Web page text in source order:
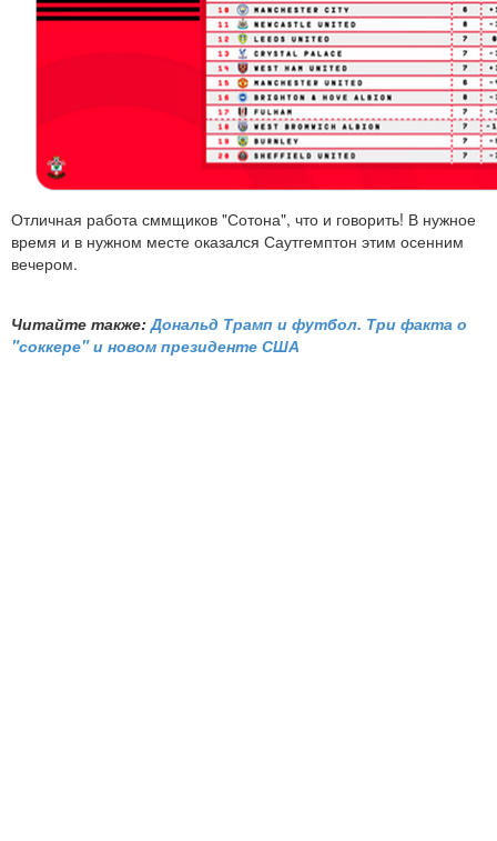
Отличная работа сммщиков "Сотона", что и говорить! В нужное
время и в нужном месте оказался Саутгемптон этим осенним
вечером.
Читайте также:Дональд Трамп и футбол. Три факта о
"соккере" и новом президенте США